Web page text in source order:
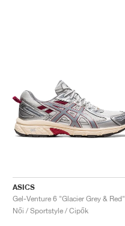
ASICS
Gel-Venture 6 "Glacier Grey & Red"
Női / Sportstyle / Cipők